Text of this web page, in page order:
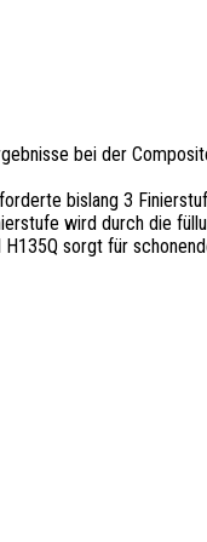
bei der
bislang 3
wird durch die
sorgt für